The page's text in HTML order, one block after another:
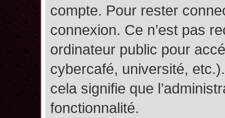
compte. Pour rester
connexion. Ce n’est pas
ordinateur public pour
cybercafé, université,
cela signifie que
fonctionnalité.